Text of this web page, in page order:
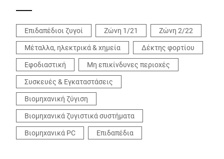
Επιδαπέδιοι ζυγοί Ζώνη 1/21
Ζώνη 2/22
Μέταλλα, ηλεκτρικά & χημεία
Δέκτης φορτίου
Εφοδιαστική
Μη επικίνδυνες περιοχές
Συσκευές & Εγκαταστάσεις
Βιομηχανική ζύγιση
Βιομηχανικά ζυγιστικά συστήματα
Βιομηχανικά PC
Επιδαπέδια